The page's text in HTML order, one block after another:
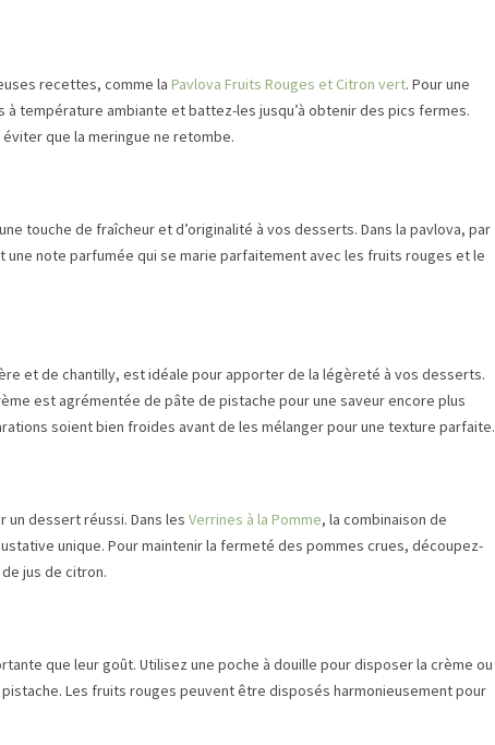
recettes, comme la Pavlova Fruits Rouges et Citron vert. Pour une
température ambiante et battez-les jusqu’à obtenir des pics fermes.
que la meringue ne retombe.
touche de fraîcheur et d’originalité à vos desserts. Dans la pavlova, par
note parfumée qui se marie parfaitement avec les fruits rouges et le
et de chantilly, est idéale pour apporter de la légèreté à vos desserts.
est agrémentée de pâte de pistache pour une saveur encore plus
soient bien froides avant de les mélanger pour une texture parfaite.
dessert réussi. Dans les Verrines à la Pomme, la combinaison de
unique. Pour maintenir la fermeté des pommes crues, découpez-
jus de citron.
que leur goût. Utilisez une poche à douille pour disposer la crème ou
Les fruits rouges peuvent être disposés harmonieusement pour